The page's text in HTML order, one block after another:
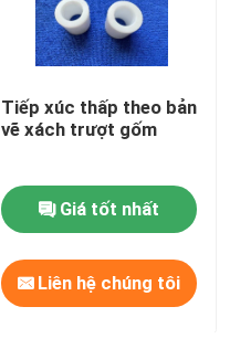
Tiếp xúc thấp theo bản
vẽ xách trượt gốm
Giá tốt nhất
Liên hệ chúng tôi